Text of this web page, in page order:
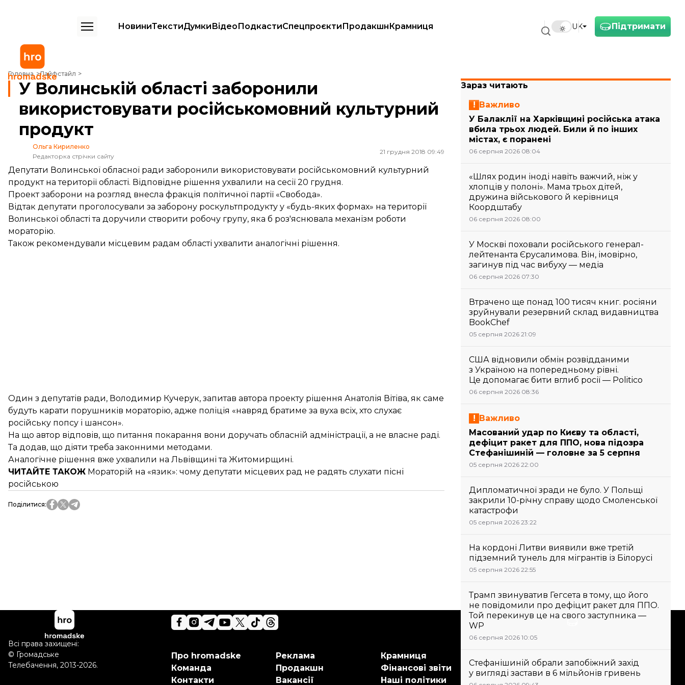
Підтримати
UK
НовиниТекстиДумкиВідеоПодкастиСпецпроєктиПродакшнКрамниця
Головна Лайфстайл
У Волинській області заборонили використовувати російськомовний культурний продукт
У Волинській області заборонили
використовувати російськомовний культурний
продукт
Ольга Кириленко
Редакторка стрічки сайту
21 грудня 2018 09:49
Депутати Волинської обласної ради заборонили використовувати російськомовний культурний
продукт на території області. Відповідне рішення ухвалили на сесії 20 грудня.
Проектзаборони на розгляд внесла фракція політичної партії «Свобода».
Відтак депутати проголосували за заборону роскультпродукту у «будь-яких формах» на території
Волинської області та доручили створити робочу групу, яка б роз'яснювала механізм роботи
мораторію.
Також рекомендували місцевим радам області ухвалити аналогічні рішення.
Один з депутатів ради, Володимир Кучерук, запитав автора проекту рішення Анатолія Вітіва, як саме
будуть карати порушників мораторію, адже поліція «навряд братиме за вуха всіх, хто слухає
російську попсу і шансон».
На що автор відповів, що питання покарання вони доручать обласній адміністрації, а не власне раді.
Та додав, що діяти треба законними методами.
Аналогічне рішення вже ухвалили на Львівщині та Житомирщині.
ЧИТАЙТЕ ТАКОЖ Мораторій на «язик»: чому депутати місцевих рад не радять слухати пісні
російською
Поділитися:
Зараз читають
Важливо
У Балаклії на Харківщині російська атака
вбила трьох людей. Били й по інших
містах, є поранені
06 серпня 2026 08:04
«Шлях родин іноді навіть важчий, ніж у
хлопців у полоні». Мама трьох дітей,
дружина військового й керівниця
Коордштабу
06 серпня 2026 08:00
У Москві поховали російського генерал-
лейтенанта Єрусалимова. Він, імовірно,
загинув під час вибуху — медіа
06 серпня 2026 07:30
Втрачено ще понад 100 тисяч книг. росіяни
зруйнували резервний склад видавництва
BookChef
05 серпня 2026 21:09
США відновили обмін розвідданими
з Україною на попередньому рівні.
Це допомагає бити вглиб росії — Politico
06 серпня 2026 08:36
Важливо
Масований удар по Києву та області,
дефіцит ракет для ППО, нова підозра
Стефанішиній — головне за 5 серпня
05 серпня 2026 22:00
Дипломатичної зради не було. У Польщі
закрили 10-річну справу щодо Смоленської
катастрофи
05 серпня 2026 23:22
На кордоні Литви виявили вже третій
підземний тунель для мігрантів із Білорусі
05 серпня 2026 22:55
Трамп звинуватив Гегсета в тому, що його
не повідомили про дефіцит ракет для ППО.
Той перекинув це на свого заступника —
WP
06 серпня 2026 10:05
Стефанішиній обрали запобіжний захід
у вигляді застави в 6 мільйонів гривень
Підтримати
Ми працюємо для тебе та
завдяки тобі. Будь нашим
Про hromadske
Команда
Контакти
Реклама
Продакшн
Вакансії
Крамниця
Фінансові звіти
Наші політики
Всі права захищені:
© Громадське
Телебачення, 2013-2026.